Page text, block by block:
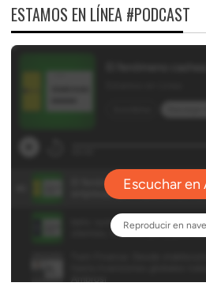
ESTAMOS EN LÍNEA #PODCAST